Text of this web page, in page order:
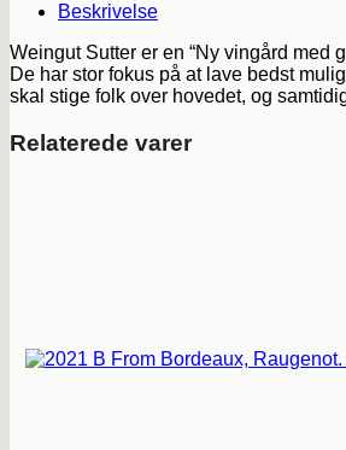
Beskrivelse
Weingut Sutter er en “Ny vingård med
De har stor fokus på at lave bedst
skal stige folk over hovedet, og
Relaterede varer